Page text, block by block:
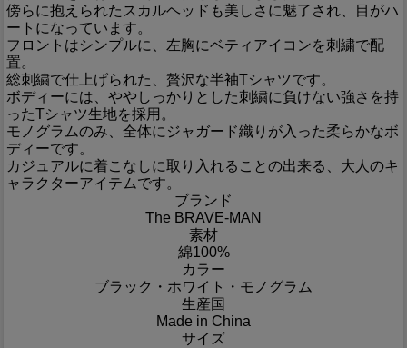
傍らに抱えられたスカルヘッドも美しさに魅了され、目がハ
ートになっています。
フロントはシンプルに、左胸にベティアイコンを刺繍で配
置。
総刺繍で仕上げられた、贅沢な半袖Tシャツです。
ボディーには、ややしっかりとした刺繍に負けない強さを持
ったTシャツ生地を採用。
モノグラムのみ、全体にジャガード織りが入った柔らかなボ
ディーです。
カジュアルに着こなしに取り入れることの出来る、大人のキ
ャラクターアイテムです。
ブランド
The BRAVE-MAN
素材
綿100%
カラー
ブラック・ホワイト・モノグラム
生産国
Made in China
サイズ